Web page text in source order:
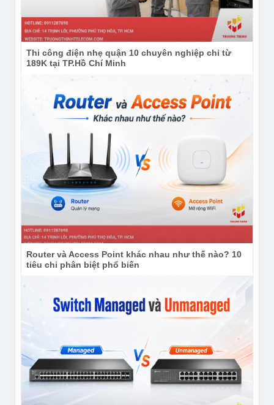
Thi công điện nhẹ quận 10 chuyên nghiệp chỉ từ
189K tại TP.Hồ Chí Minh
Router và Access Point khác nhau như thế nào? 10
tiêu chi phân biệt phổ biến